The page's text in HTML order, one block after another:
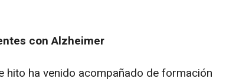
con Alzheimer
hito ha venido acompañado de formación